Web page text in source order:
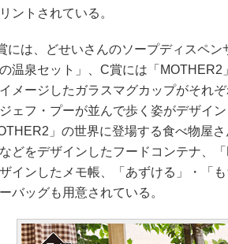
ントされている。
は、どせいさんのソープディスペン
温泉セット」、C賞には「
メージしたガラスマグカップがそれ
ェフ・プーが並んで歩く姿がデザイ
」の世界に登場する食べ物屋
どをデザインしたフードコンテナ、
インしたメモ帳、「あずける」・「
バッグも用意されている。